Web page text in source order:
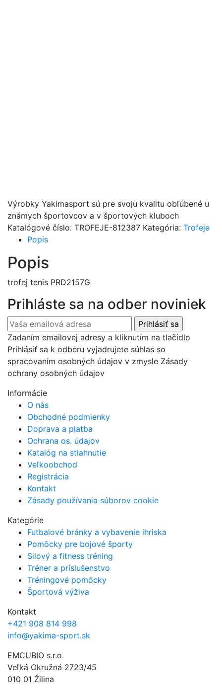
Výrobky Yakimasport sú pre svoju kvalitu obľúbené u
známych športovcov a v športových kluboch
Katalógové číslo: TROFEJE-812387 Kategória: Trofeje
Popis
Popis
trofej tenis PRD2157G
Prihláste sa na odber noviniek
Zadaním emailovej adresy a kliknutím na tlačidlo
Prihlásiť sa k odberu vyjadrujete súhlas so
spracovaním osobných údajov v zmysle Zásady
ochrany osobných údajov
Informácie
O nás
Obchodné podmienky
Doprava a platba
Ochrana os. údajov
Katalóg na stiahnutie
Veľkoobchod
Registrácia
Kontakt
Zásady používania súborov cookie
Kategórie
Futbalové bránky a vybavenie ihriska
Pomôcky pre bojové športy
Silový a fitness tréning
Tréner a príslušenstvo
Tréningové pomôcky
Športová výživa
Kontakt
+421 908 814 998
info@yakima-sport.sk
EMCUBIO s.r.o.
Veľká Okružná 2723/45
010 01 Žilina